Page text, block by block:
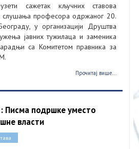
сажетак кључних ставова
слушања професора одржаног 20.
у организацији Друштва
јавних тужилаца и заменика
са Комитетом правника за
Прочитај више...
Писма подршке уместо
власти